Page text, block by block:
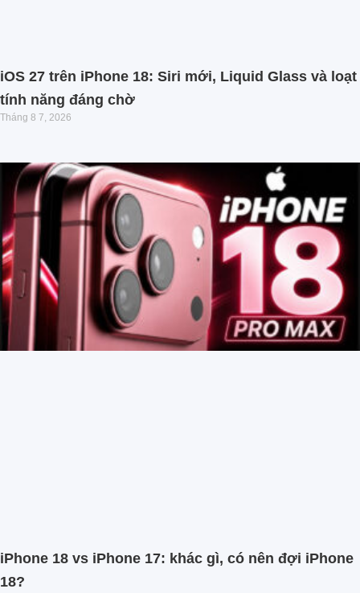
iOS 27 trên iPhone 18: Siri mới, Liquid Glass và loạt
tính năng đáng chờ
Tháng 8 7, 2026
iPhone 18 vs iPhone 17: khác gì, có nên đợi iPhone
18?